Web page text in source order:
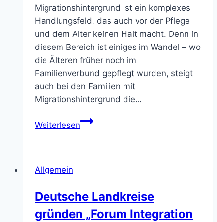
Migrationshintergrund ist ein komplexes
Handlungsfeld, das auch vor der Pflege
und dem Alter keinen Halt macht. Denn in
diesem Bereich ist einiges im Wandel – wo
die Älteren früher noch im
Familienverbund gepflegt wurden, steigt
auch bei den Familien mit
Migrationshintergrund die…
WeiterlesenHerausforderungen
Allgemein
Deutsche Landkreise
gründen „Forum Integration